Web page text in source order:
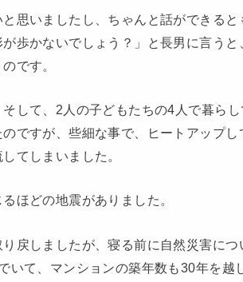
思いましたし、ちゃんと話ができる
歩かないでしょう？」と長男に言う
です。
して、2人の子どもたちの4人で暮ら
ですが、些細な事で、ヒートアップ
てしまいました。
ほどの地震がありました。
戻しましたが、寝る前に自然災害につ
いて、マンションの築年数も30年を越